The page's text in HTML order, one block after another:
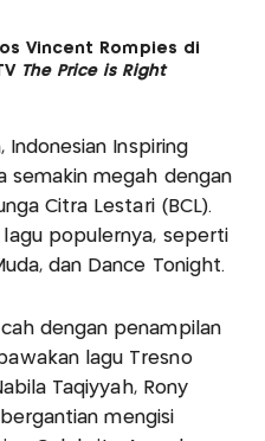
Vincent Rompies di
The Price is Right
Indonesian Inspiring
semakin megah dengan
Citra Lestari (BCL).
populernya, seperti
dan Dance Tonight.
dengan penampilan
lagu Tresno
Taqiyyah, Rony
mengisi